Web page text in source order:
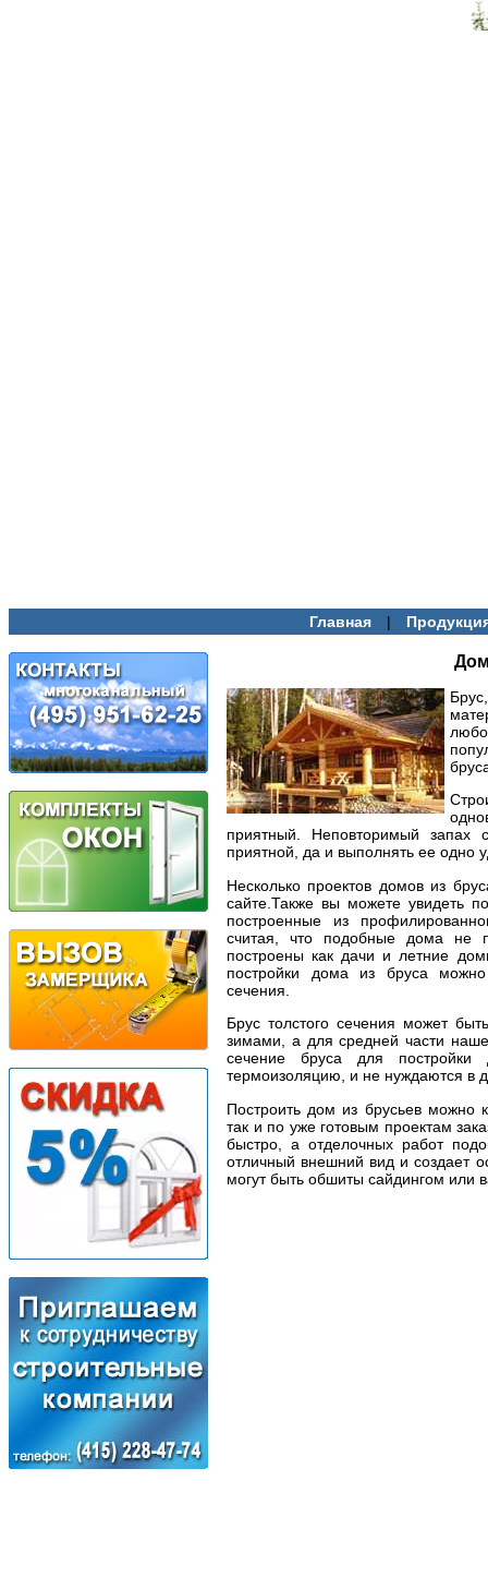
Главная |
приятный. Неповторимый запах
приятной, да и выполнять ее одно
Несколько проектов домов из
сайте.Также вы можете увидеть
построенные из
считая, что подобные дома не
построены как дачи и летние
постройки дома из бруса
сечения.
Брус толстого сечения может
зимами, а для средней части
сечение бруса для
термоизоляцию, и не нуждаются в
Построить дом из брусьев можно
так и по уже готовым проектам
быстро, а отделочных работ
отличный внешний вид и создает
могут быть обшиты сайдингом или